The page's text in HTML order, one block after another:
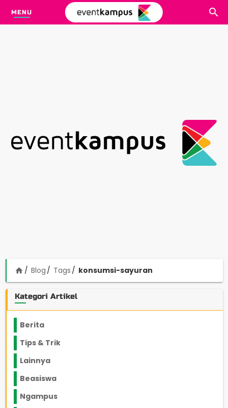
MENU
home Blog Tags konsumsi-sayuran
Kategori Artikel
Berita
Tips & Trik
Lainnya
Beasiswa
Ngampus